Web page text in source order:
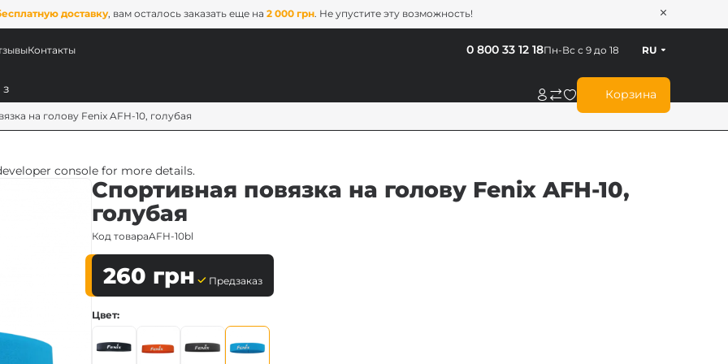
доставку, вам осталось заказать еще на 2 000 грн. Не упустите эту возможность!
Корзина
Пн-Вс с 9 до 18
0 800 33 12 18 RU
Контакты
на голову Fenix AFH-10, голубая
console for more details.
Спортивная повязка на голову Fenix AFH-10,
голубая
Код товараAFH-10bl
260 грн Предзаказ
Цвет